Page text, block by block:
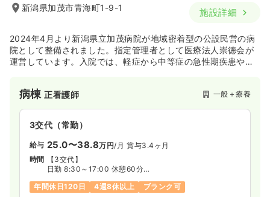
新潟県加茂市青海町1-9-1 施設詳細
2024年4月より新潟県立加茂病院が地域密着型の公設民営の病
院として整備されました。指定管理者として医療法人崇徳会が
運営しています。入院では、軽症から中等症の急性期疾患や県
精神科医療などを強化し、患者さんの抱える障がいや疾病の悪
化予防・健康維持管理に努めます。
病棟正看護師 一般＋療養
3交代（常勤）
給与 25.0〜38.8万円/月 賞与3.4ヶ月
時間
【3交代】
日勤 8:30～17:00 休憩60分
深夜 0:30～翌9:00 休憩60分
年間休日120日 4週8休以上 ブランク可